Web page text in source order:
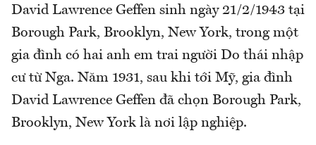
David Lawrence Geffen sinh ngày 21/2/1943 tại
Borough Park, Brooklyn, New York, trong một
gia đình có hai anh em trai người Do thái nhập
cư từ Nga. Năm 1931, sau khi tới Mỹ, gia đình
David Lawrence Geffen đã chọn Borough Park,
Brooklyn, New York là nơi lập nghiệp.